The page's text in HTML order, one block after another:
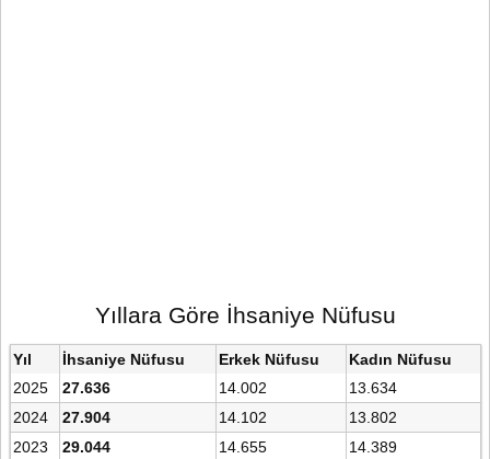
Yıllara Göre İhsaniye Nüfusu
Yıl İhsaniye Nüfusu Erkek Nüfusu
Kadın Nüfusu
2025
27.636 14.002
13.634
2024
27.904 14.102
13.802
2023
29.044 14.655
14.389